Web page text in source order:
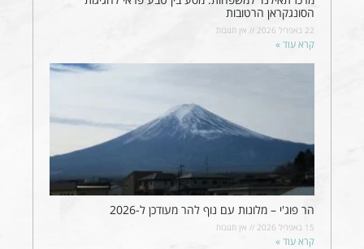
הסונגקראן הרטובות
22 באפריל 2026 אין תגובות
קרא עוד »
הר פוג'י – מלונות עם נוף להר מעודכן ל-2026
15 באפריל 2026 אין תגובות
קרא עוד »